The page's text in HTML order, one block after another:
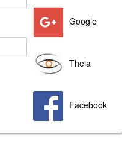
Google
Theia
Facebook